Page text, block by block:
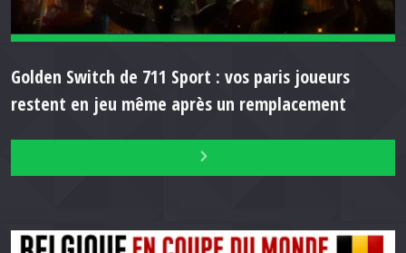
Golden Switch de 711 Sport : vos paris joueurs
restent en jeu même après un remplacement